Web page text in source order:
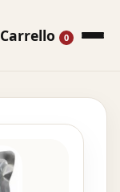
Carrello 0